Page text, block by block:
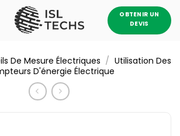
OBTENIR UN
DEVIS
De Mesure Électriques / Utilisation Des
D'énergie Électrique